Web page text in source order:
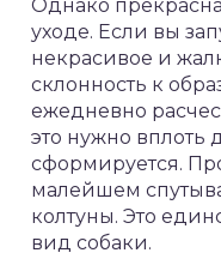
Однако
уходе. Если вы
некрасивое и
склонность к
ежедневно
это нужно вплоть
сформируется.
малейшем
колтуны. Это
вид собаки.